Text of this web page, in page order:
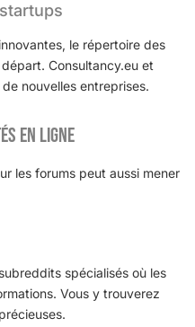
le répertoire des
Consultancy.eu et
nouvelles entreprises.
en ligne
les forums peut aussi mener
spécialisés où les
Vous y trouverez